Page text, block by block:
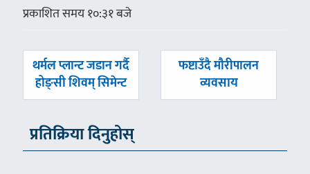
प्रकाशित समय १०:३१ बजे
पछिल्लाे
-
थर्मल प्लान्ट जडान गर्दै
होङ्सी शिवम् सिमेन्ट
अघिल्लाे
फष्टाउँदै मौरीपालन
व्यवसाय
प्रतिक्रिया दिनुहोस्